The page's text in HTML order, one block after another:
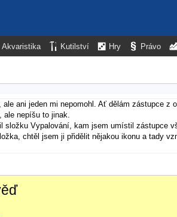
Akvaristika Kutilství Hry Právo
ale ani jeden mi nepomohl. Ať dělám zástupce
nepíšu to jinak.
složku Vypalování, kam jsem umístil zástupce
chtěl jsem ji přidělit nějakou ikonu a tady